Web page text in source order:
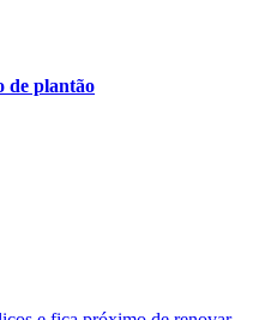
de plantão